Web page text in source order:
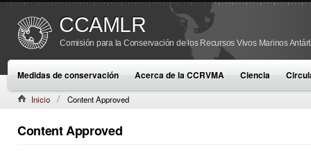
CCAMLR
Comisión para la Conservación de los Recursos Vivos Marinos
Medidas de conservación Acerca de la CCRVMA Ciencia
Inicio Content Approved
Content Approved